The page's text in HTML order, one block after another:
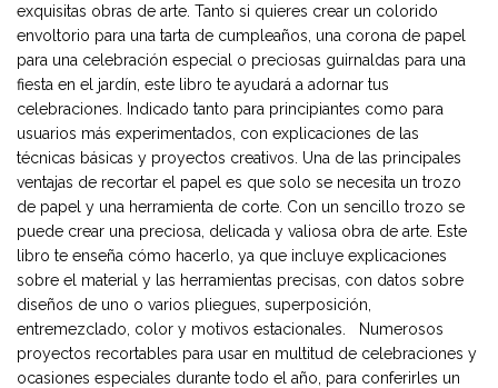
exquisitas obras de arte. Tanto si quieres crear un colorido
envoltorio para una tarta de cumpleaños, una corona de papel
para una celebración especial o preciosas guirnaldas para una
fiesta en el jardín, este libro te ayudará a adornar tus
celebraciones. Indicado tanto para principiantes como para
usuarios más experimentados, con explicaciones de las
técnicas básicas y proyectos creativos. Una de las principales
ventajas de recortar el papel es que solo se necesita un trozo
de papel y una herramienta de corte. Con un sencillo trozo se
puede crear una preciosa, delicada y valiosa obra de arte. Este
libro te enseña cómo hacerlo, ya que incluye explicaciones
sobre el material y las herramientas precisas, con datos sobre
diseños de uno o varios pliegues, superposición,
entremezclado, color y motivos estacionales. Numerosos
proyectos recortables para usar en multitud de celebraciones y
ocasiones especiales durante todo el año, para conferirles un